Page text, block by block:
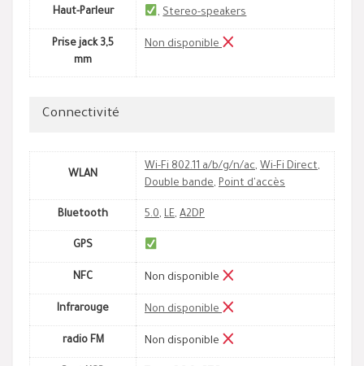
Haut-Parleur ,Stereo-speakers
Prise jack 3,5
mm
Non disponible
Connectivité
WLAN
Wi-Fi 802.11 a/b/g/n/ac, Wi-Fi Direct,
Double bande, Point d'accès
Bluetooth 5.0, LE, A2DP
GPS
NFC Non disponible
Infrarouge Non disponible
radio FM Non disponible